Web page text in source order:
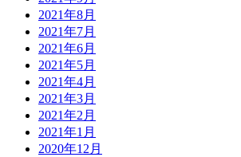
2021年8月
2021年7月
2021年6月
2021年5月
2021年4月
2021年3月
2021年2月
2021年1月
2020年12月